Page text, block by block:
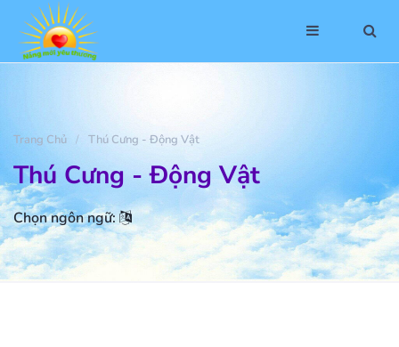
Trang Chủ Thú Cưng - Động Vật
Thú Cưng - Động Vật
Chọn ngôn ngữ: